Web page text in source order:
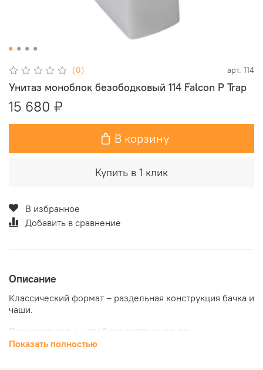
(0) арт. 114
Унитаз моноблок безободковый 114 Falcon P Trap
15 680 ₽
В корзину
Купить в 1 клик
В избранное
Добавить в сравнение
Описание
Классический формат – раздельная конструкция бачка и
чаши.
Экономия воды – двойная система смыва.
Показать полностью